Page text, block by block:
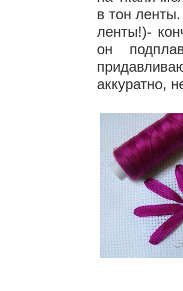
в тон
ленты!)-
он
аккуратно,